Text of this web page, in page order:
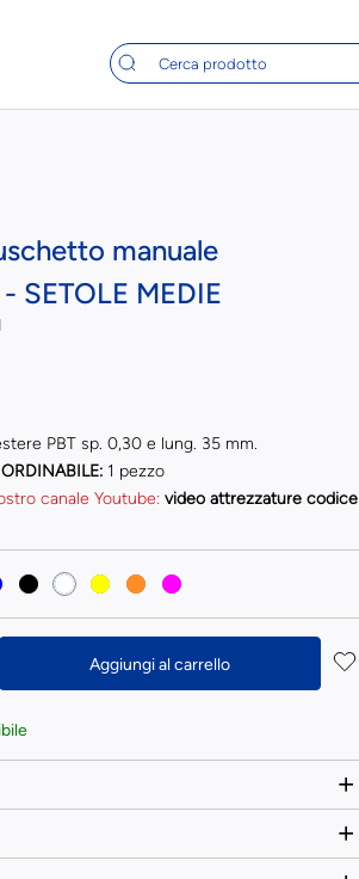
manuale
SETOLE MEDIE
PBT sp. 0,30 e lung. 35 mm.
1 pezzo
canale Youtube: video attrezzature codice
Aggiungi al carrello